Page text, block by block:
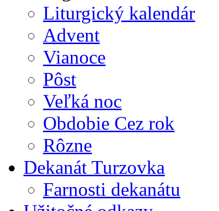
Liturgický kalendár
Advent
Vianoce
Pôst
Veľká noc
Obdobie Cez rok
Rôzne
Dekanát Turzovka
Farnosti dekanátu